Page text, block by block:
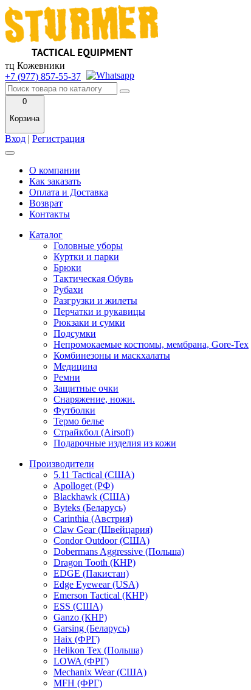
тц Кожевники
+7 (977) 857-55-37
0
Корзина
Вход | Регистрация
О компании
Как заказать
Оплата и Доставка
Возврат
Контакты
Каталог
Головные уборы
Куртки и парки
Брюки
Тактическая Обувь
Рубахи
Разгрузки и жилеты
Перчатки и рукавицы
Рюкзаки и сумки
Подсумки
Непромокаемые костюмы, мембрана, Gore-Tex
Комбинезоны и маскхалаты
Медицина
Ремни
Защитные очки
Снаряжение, ножи.
Футболки
Термо белье
Страйкбол (Airsoft)
Подарочные изделия из кожи
Производители
5.11 Tactical (США)
Apolloget (РФ)
Blackhawk (США)
Byteks (Беларусь)
Carinthia (Австрия)
Claw Gear (Швейцария)
Condor Outdoor (США)
Dobermans Aggressive (Польша)
Dragon Tooth (КНР)
EDGE (Пакистан)
Edge Eyewear (USA)
Emerson Tactical (КНР)
ESS (США)
Ganzo (КНР)
Garsing (Беларусь)
Haix (ФРГ)
Helikon Tex (Польша)
LOWA (ФРГ)
Mechanix Wear (США)
MFH (ФРГ)